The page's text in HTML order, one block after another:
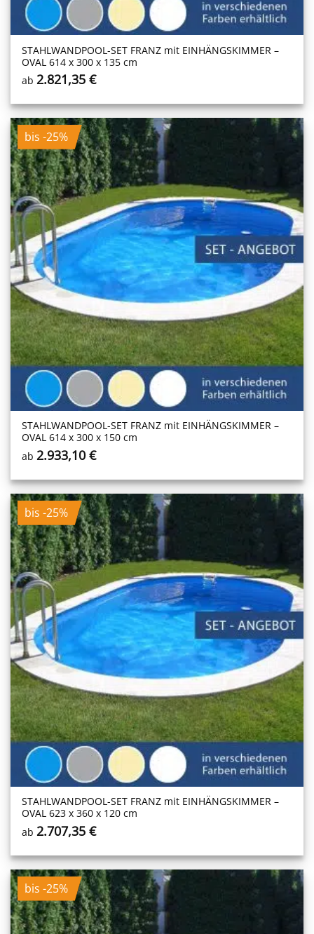
STAHLWANDPOOL-SET FRANZ mit EINHÄNGSKIMMER –
OVAL 614 x 300 x 135 cm
ab2.821,35€
bis -25%
STAHLWANDPOOL-SET FRANZ mit EINHÄNGSKIMMER –
OVAL 614 x 300 x 150 cm
ab2.933,10€
bis -25%
STAHLWANDPOOL-SET FRANZ mit EINHÄNGSKIMMER –
OVAL 623 x 360 x 120 cm
ab2.707,35€
bis -25%